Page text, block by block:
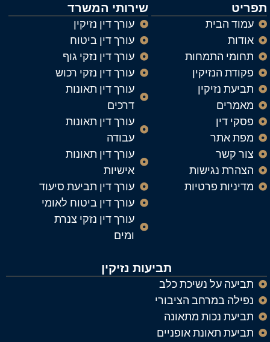
תפריט
עמוד הבית
אודות
תחומי התמחות
פקודת הנזיקין
תביעת נזיקין
מאמרים
פסקי דין
מפת אתר
צור קשר
הצהרת נגישות
מדיניות פרטיות
שירותי המשרד
עורך דין נזיקין
עורך דין ביטוח
עורך דין נזקי גוף
עורך דין נזקי רכוש
עורך דין תאונות
דרכים
עורך דין תאונות
עבודה
עורך דין תאונות
אישיות
עורך דין תביעת סיעוד
עורך דין ביטוח לאומי
עורך דין נזקי צנרת
ומים
תביעות נזיקין
תביעה על נשיכת כלב
נפילה במרחב הציבורי
תביעת נכות מתאונה
תביעת תאונת אופניים